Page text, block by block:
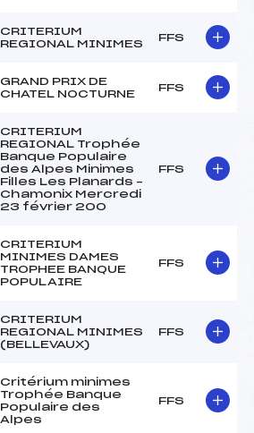
CRITERIUM
REGIONAL MINIMES
FFS
GRAND PRIX DE
CHATEL NOCTURNE
FFS
CRITERIUM
REGIONAL Trophée
Banque Populaire
des Alpes Minimes
Filles Les Planards –
Chamonix Mercredi
23 février 200
FFS
CRITERIUM
MINIMES DAMES
TROPHEE BANQUE
POPULAIRE
FFS
CRITERIUM
REGIONAL MINIMES
(BELLEVAUX)
FFS
Critérium minimes
Trophée Banque
Populaire des
Alpes
FFS